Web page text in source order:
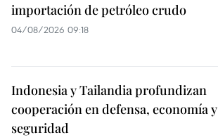
importación de petróleo crudo
04/08/2026 09:18
Indonesia y Tailandia profundizan
cooperación en defensa, economía y
seguridad